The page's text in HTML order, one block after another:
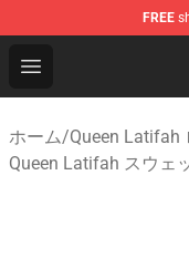
FREE
Open menu
Queen Latifah
ホーム/Queen Latifah
Queen Latifah スウェ